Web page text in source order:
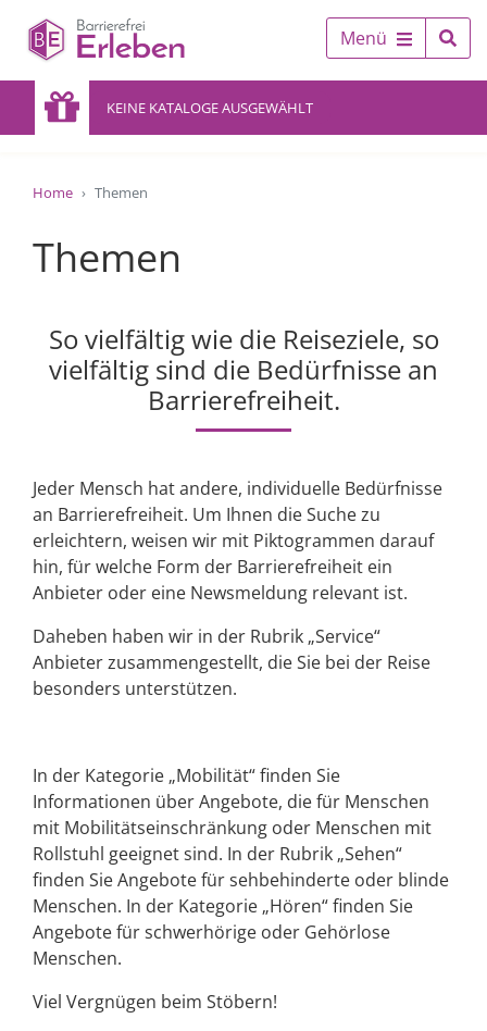
Menü
KEINE KATALOGE AUSGEWÄHLT
Home Themen
Themen
So vielfältig wie die Reiseziele, so
vielfältig sind die Bedürfnisse an
Barrierefreiheit.
Jeder Mensch hat andere, individuelle Bedürfnisse
an Barrierefreiheit. Um Ihnen die Suche zu
erleichtern, weisen wir mit Piktogrammen darauf
hin, für welche Form der Barrierefreiheit ein
Anbieter oder eine Newsmeldung relevant ist.
Daheben haben wir in der Rubrik „Service“
Anbieter zusammengestellt, die Sie bei der Reise
besonders unterstützen.
In der Kategorie „Mobilität“ finden Sie
Informationen über Angebote, die für Menschen
mit Mobilitätseinschränkung oder Menschen mit
Rollstuhl geeignet sind. In der Rubrik „Sehen“
finden Sie Angebote für sehbehinderte oder blinde
Menschen. In der Kategorie „Hören“ finden Sie
Angebote für schwerhörige oder Gehörlose
Menschen.
Viel Vergnügen beim Stöbern!